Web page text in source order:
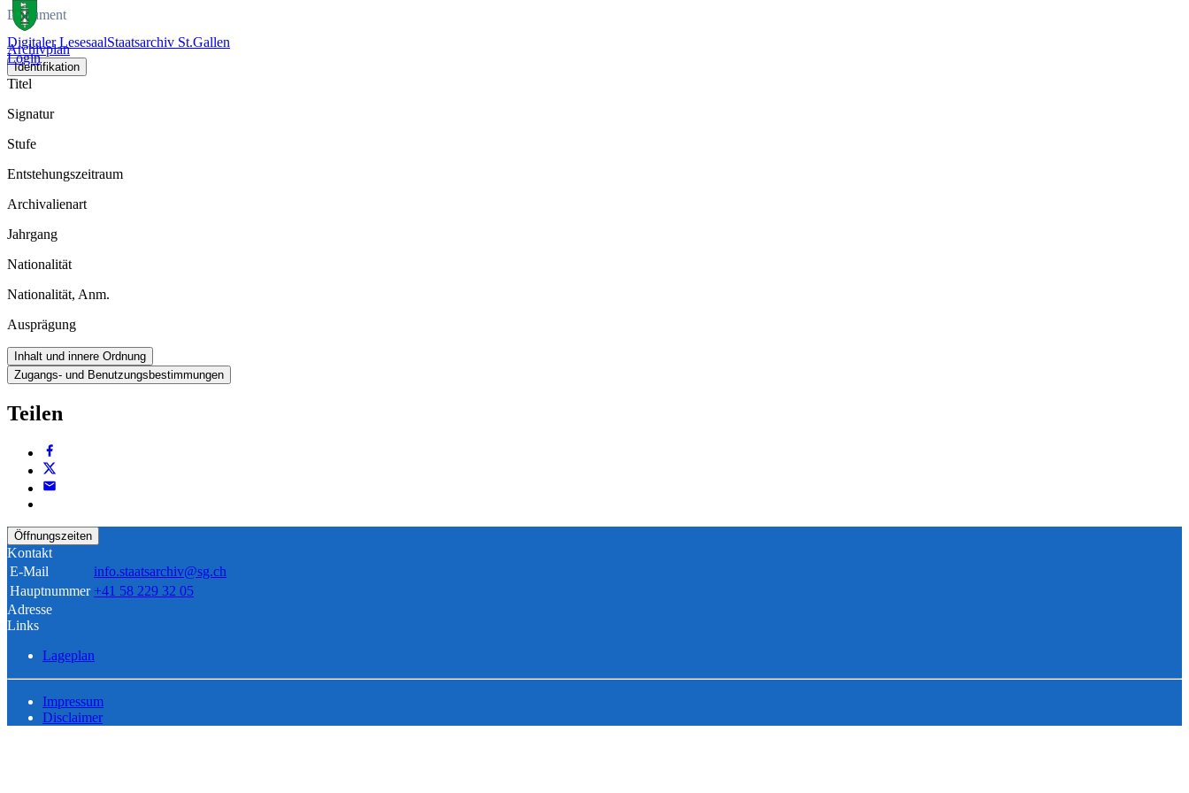
Digitaler LesesaalStaatsarchiv St.Gallen
Login
Dokument
Archivplan
Identifikation
Titel
Signatur
Stufe
Entstehungszeitraum
Archivalienart
Jahrgang
Nationalität
Nationalität, Anm.
Ausprägung
Inhalt und innere Ordnung
Zugangs- und Benutzungsbestimmungen
Teilen
Öffnungszeiten
Kontakt
E-Mail
info.staatsarchiv@sg.ch
Hauptnummer +41 58 229 32 05
Adresse
Links
Lageplan
Impressum
Disclaimer